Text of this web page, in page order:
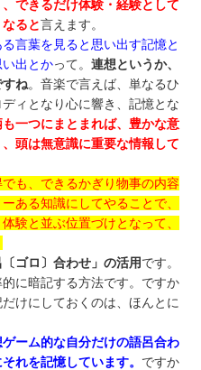
できるだけ体験・経験として
ると言えます。
る言葉を見ると思い出す記憶と
出とかって。 連想というか、
すね。音楽で言えば、単なるひ
ィとなり心に響き、記憶とな
一つにまとまれば、豊かな意
頭は無意識に重要な情報して
も、できるかぎり物事の内容
ある知識にしてやることで、
験と並ぶ位置づけとなって、
ゴロ〕合わせ」の活用です。
に暗記する方法です。ですか
けにしておくのは、ほんとに
ーム的な自分だけの語呂合わ
れを記憶しています。 ですか